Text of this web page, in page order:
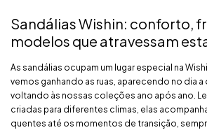
Sandálias Wishin: conforto,
modelos que atravessam
As sandálias ocupam um lugar especial na
vemos ganhando as ruas, aparecendo no dia
voltando às nossas coleções ano após ano.
criadas para diferentes climas, elas
quentes até os momentos de transição,